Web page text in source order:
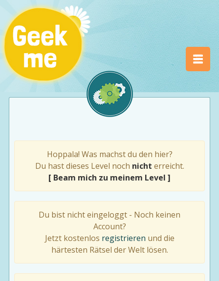
Hoppala! Was machst du den hier?
Du hast dieses Level noch nicht erreicht.
[ Beam mich zu meinem Level ]
Du bist nicht eingeloggt - Noch keinen
Account?
Jetzt kostenlos registrieren und die
härtesten Rätsel der Welt lösen.